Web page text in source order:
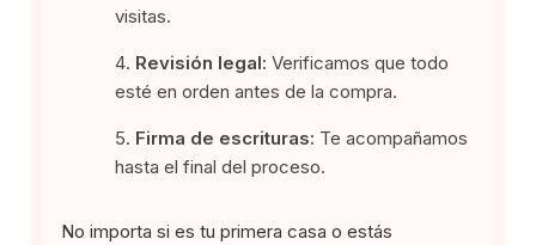
visitas.
Revisión legal: Verificamos que todo
esté en orden antes de la compra.
Firma de escrituras: Te acompañamos
hasta el final del proceso.
No importa si es tu primera casa o estás